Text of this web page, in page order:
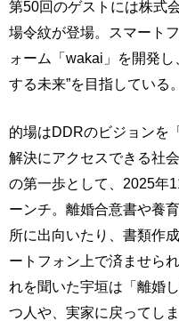
第50回のゲストには株式
場令紋が登場。スマート
ォーム「wakai」を開発
する未来”を目指している。
的場はDDRのビジョンを
解決にアクセスできる社
の第一歩として、2025年
ーンチ。離婚合意書や養
所に出向いたり、書類作
ートフォン上で済ませら
れを聞いた宇垣は「離婚
つ人や、実家に戻ってし